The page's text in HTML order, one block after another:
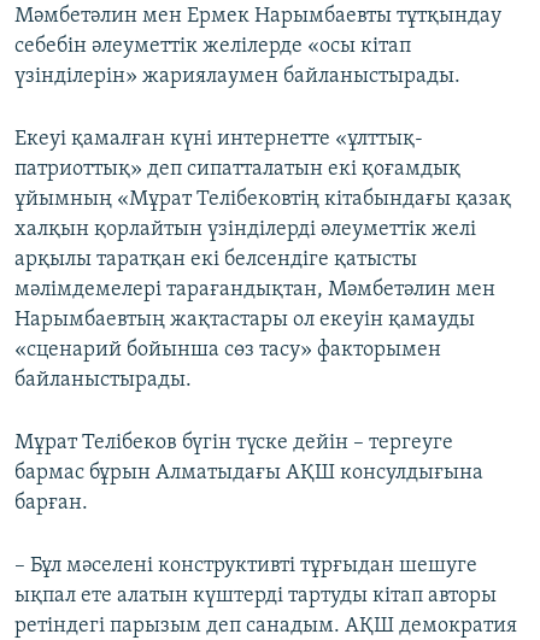
Мәмбетәлин мен Ермек Нарымбаевты тұтқындау
себебін әлеуметтік желілерде «осы кітап
үзінділерін» жариялаумен байланыстырады.
Екеуі қамалған күні интернетте «ұлттық-
патриоттық» деп сипатталатын екі қоғамдық
ұйымның «Мұрат Телібековтің кітабындағы қазақ
халқын қорлайтын үзінділерді әлеуметтік желі
арқылы таратқан екі белсендіге қатысты
мәлімдемелері тарағандықтан, Мәмбетәлин мен
Нарымбаевтың жақтастары ол екеуін қамауды
«сценарий бойынша сөз тасу» факторымен
байланыстырады.
Мұрат Телібеков бүгін түске дейін – тергеуге
бармас бұрын Алматыдағы АҚШ консулдығына
барған.
– Бұл мәселені конструктивті тұрғыдан шешуге
ықпал ете алатын күштерді тартуды кітап авторы
ретіндегі парызым деп санадым. АҚШ демократия